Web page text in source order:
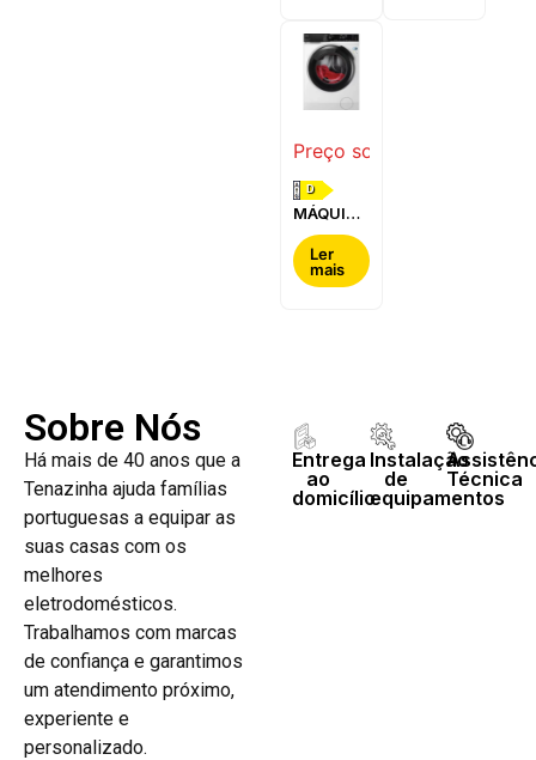
Preço sob consulta
D
MÁQUINA
DE LAVAR
E SECAR
ROUPA
AEG -
Ler
mais
Sobre Nós
Há mais de 40 anos que a
Tenazinha ajuda famílias
portuguesas a equipar as
suas casas com os
melhores
eletrodomésticos.
Trabalhamos com marcas
de confiança e garantimos
um atendimento próximo,
experiente e
personalizado.
Entrega
ao
domicílio
Instalação
de
equipamentos
Técnica